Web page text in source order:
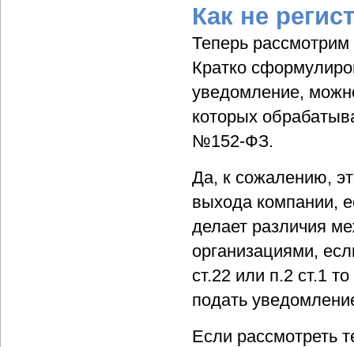
Как не
Теперь
Кратко
уведомление,
которых
№152-ФЗ.
Да, к сожалению,
выхода компании,
делает различия
организациями,
ст.22 или п.2 ст.1
подать
Если рассмотреть